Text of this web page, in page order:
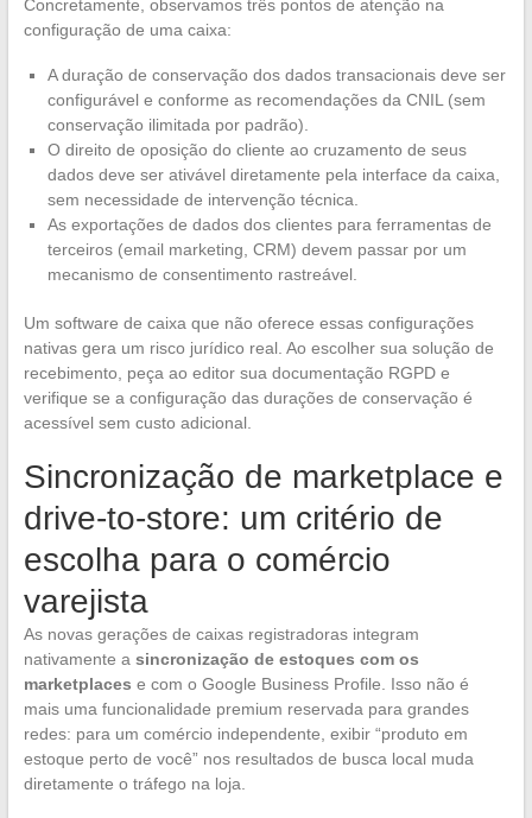
Concretamente, observamos três pontos de atenção na
configuração de uma caixa:
A duração de conservação dos dados transacionais deve ser
configurável e conforme as recomendações da CNIL (sem
conservação ilimitada por padrão).
O direito de oposição do cliente ao cruzamento de seus
dados deve ser ativável diretamente pela interface da caixa,
sem necessidade de intervenção técnica.
As exportações de dados dos clientes para ferramentas de
terceiros (email marketing, CRM) devem passar por um
mecanismo de consentimento rastreável.
Um software de caixa que não oferece essas configurações
nativas gera um risco jurídico real. Ao escolher sua solução de
recebimento, peça ao editor sua documentação RGPD e
verifique se a configuração das durações de conservação é
acessível sem custo adicional.
Sincronização de marketplace e
drive-to-store: um critério de
escolha para o comércio
varejista
As novas gerações de caixas registradoras integram
nativamente a sincronização de estoques com os
marketplaces e com o Google Business Profile. Isso não é
mais uma funcionalidade premium reservada para grandes
redes: para um comércio independente, exibir “produto em
estoque perto de você” nos resultados de busca local muda
diretamente o tráfego na loja.